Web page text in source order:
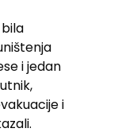
i jedan
i